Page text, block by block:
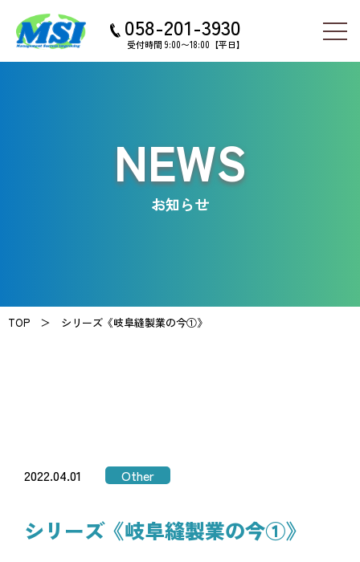
058-201-3930
受付時間 9:00〜18:00【平日】
NEWS
お知らせ
TOP ＞ シリーズ《岐阜縫製業の今①》
2022.04.01 Other
シリーズ《岐阜縫製業の今①》